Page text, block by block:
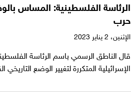
الرئاسة الفلسطينية: المساس
حرب
الإثنين،
قال الناطق الرسمي باسم الرئاسة
الإسرائيلية المتكررة لتغيير الوضع